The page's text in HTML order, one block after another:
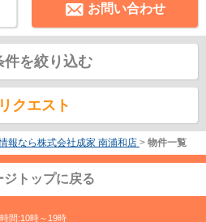
お問い合わせ
件を絞り込む
クエスト
報なら株式会社成家 南浦和店 > 物件一覧
ジトップに戻る
間:10時～19時